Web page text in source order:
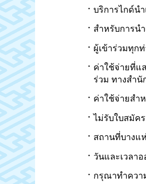
บริการไกด์น
สำหรับการน
ผู้เข้าร่วมทุก
ค่าใช้จ่ายที่แ
ร่วม ทางสำนั
ค่าใช้จ่ายสำ
ไม่รับใบสมัค
สถานที่บางแ
วันและเวลา
กรุณาทำควา